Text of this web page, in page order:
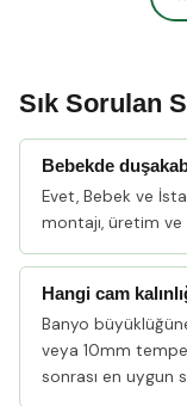
Sık Sorulan
Bebekde
Evet, Bebek ve
montajı, üretim
Hangi cam
Banyo
veya 10mm
sonrası en uygun